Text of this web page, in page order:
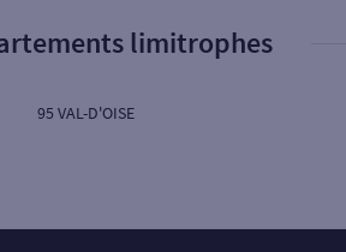
limitrophes
95 VAL-D'OISE